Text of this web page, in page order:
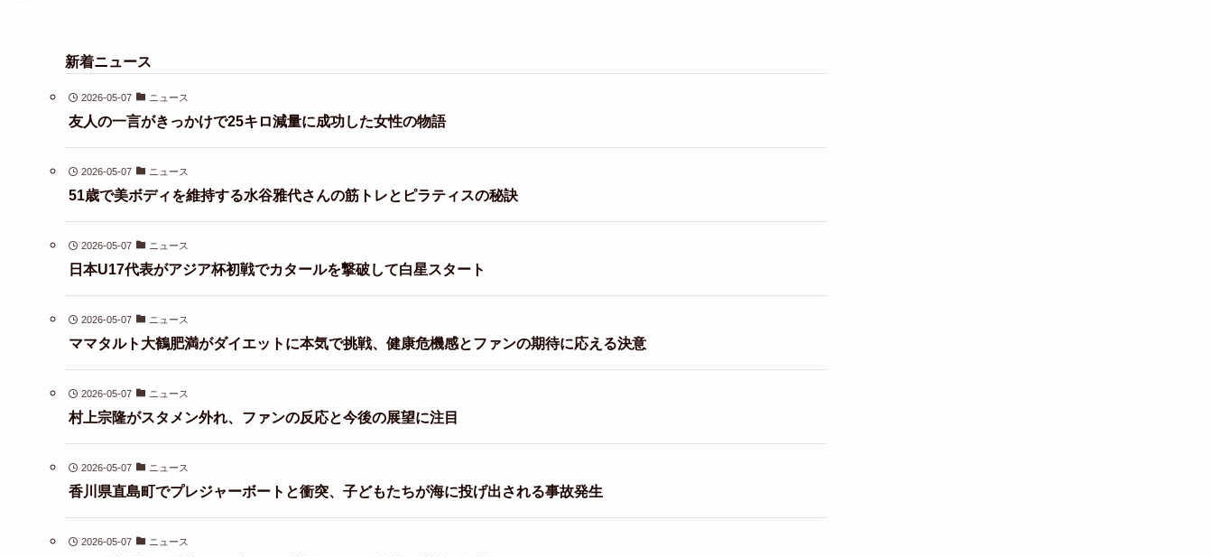
新着ニュース
2026-05-07 ニュース
友人の一言がきっかけで25キロ減量に成功した女性の物語
2026-05-07 ニュース
51歳で美ボディを維持する水谷雅代さんの筋トレとピラティスの秘訣
2026-05-07 ニュース
日本U17代表がアジア杯初戦でカタールを撃破して白星スタート
2026-05-07 ニュース
ママタルト大鶴肥満がダイエットに本気で挑戦、健康危機感とファンの期待に応える決意
2026-05-07 ニュース
村上宗隆がスタメン外れ、ファンの反応と今後の展望に注目
2026-05-07 ニュース
香川県直島町でプレジャーボートと衝突、子どもたちが海に投げ出される事故発生
2026-05-07 ニュース